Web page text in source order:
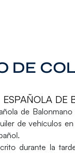
DE
ESPAÑOLA DE
de Balonmano
de vehículos
durante la